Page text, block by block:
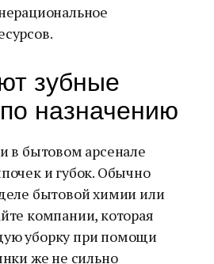
зубные
назначению
в бытовом арсенале
и губок. Обычно
бытовой химии или
компании, которая
уборку при помощи
же не сильно